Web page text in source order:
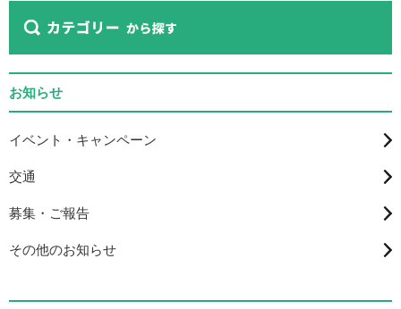
お知らせ
イベント・キャンペーン
交通
募集・ご報告
その他のお知らせ